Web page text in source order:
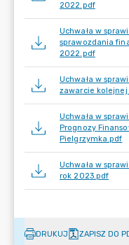
2022.pdf
Uchwała w
sprawozdania
2022.pdf
Uchwała w
zawarcie
Uchwała w
Prognozy
Pielgrzymka.pdf
Uchwała w
rok 2023.pdf
DRUKUJ ZAPISZ DO